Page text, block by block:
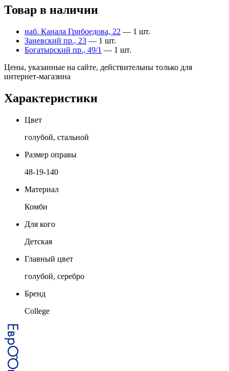
Товар в наличии
наб. Канала Грибоедова, 22 — 1 шт.
Заневский пр., 23 — 1 шт.
Богатырский пр., 49/1 — 1 шт.
Цены, указанные на сайте, действительны только для
интернет-магазина
Характеристики
Цвет
голубой, стальной
Размер оправы
48-19-140
Материал
Комби
Для кого
Детская
Главный цвет
голубой, серебро
Бренд
College